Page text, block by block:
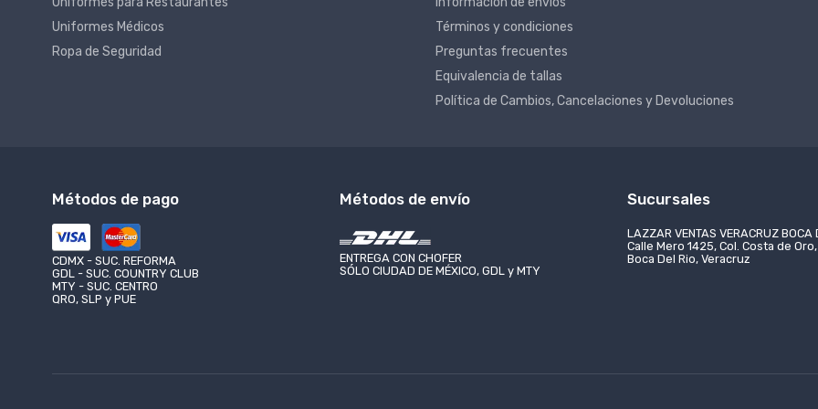
Uniformes Médicos
Ropa de Seguridad
Términos y condiciones
Preguntas frecuentes
Equivalencia de tallas
Política de Cambios, Cancelaciones y Devoluciones
Métodos de pago
CDMX - SUC. REFORMA
GDL - SUC. COUNTRY CLUB
MTY - SUC. CENTRO
QRO, SLP y PUE
Métodos de envío
ENTREGA CON CHOFER
SÓLO CIUDAD DE MÉXICO, GDL y MTY
Sucursales
LAZZAR VENTAS LAZARO CÁRDENAS
LAZZAR VENTAS VERACRUZ BOCA DEL RÍO
Calle Mero 1425, Col. Costa de Oro, CP 94299,
Boca Del Rio, Veracruz
LAZZAR VENTAS CHIHUAHUA
C. Varsovia 1800-8 Segundo Piso,
Campestre-Lomas, 31205
UNIFORMES CIUDAD DE MONTERREY
(81) 8187-9198
(81) 1951-1870
monterrey@lazzar.com.mx
UNIFORMES CIUDAD DE QUERÉTARO
(44) 2201-0318
UNIFORMES CIUDAD DE
(55) 7095-7075